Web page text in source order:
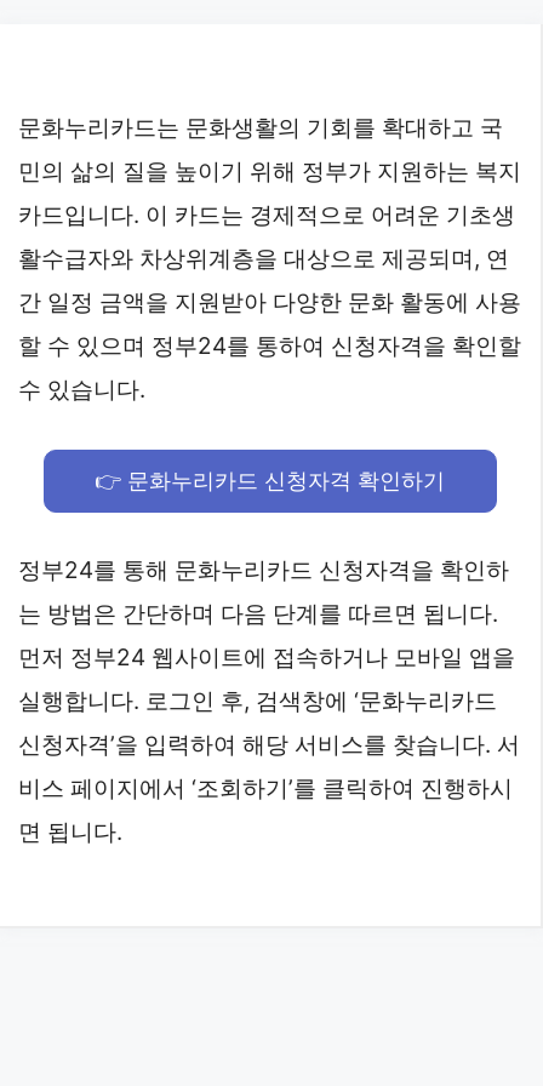
문화누리카드는 문화생활의 기회를 확대하고 국
민의 삶의 질을 높이기 위해 정부가 지원하는 복지
카드입니다. 이 카드는 경제적으로 어려운 기초생
활수급자와 차상위계층을 대상으로 제공되며, 연
간 일정 금액을 지원받아 다양한 문화 활동에 사용
할 수 있으며 정부24를 통하여 신청자격을 확인할
수 있습니다.
👉 문화누리카드 신청자격 확인하기
정부24를 통해 문화누리카드 신청자격을 확인하
는 방법은 간단하며 다음 단계를 따르면 됩니다.
먼저 정부24 웹사이트에 접속하거나 모바일 앱을
실행합니다. 로그인 후, 검색창에 ‘문화누리카드
신청자격’을 입력하여 해당 서비스를 찾습니다. 서
비스 페이지에서 ‘조회하기’를 클릭하여 진행하시
면 됩니다.